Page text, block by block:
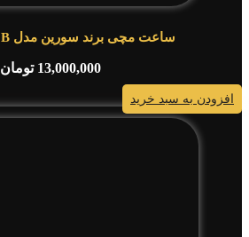
ساعت مچی برند سورین مدل G1235-SG02B
13,000,000 تومان
افزودن به سبد خرید